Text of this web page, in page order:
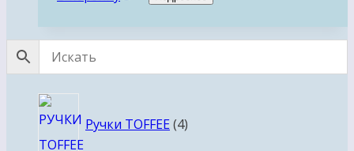
Ручки TOFFEE 4товара